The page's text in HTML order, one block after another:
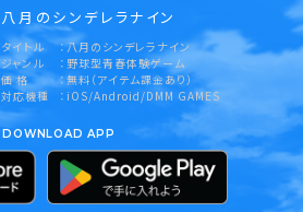
八月のシンデレラナイン
タイトル
八月のシンデレラナイン
ジャンル
野球型青春体験ゲーム
価 格
無料（アイテム課金あり）
対応機種
iOS/Android/DMM GAMES
DOWNLOAD APP